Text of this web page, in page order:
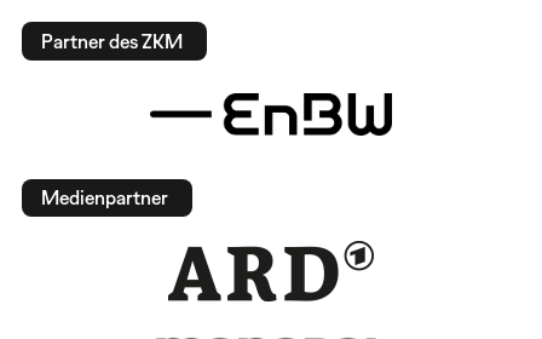
Partner des ZKM
Medienpartner